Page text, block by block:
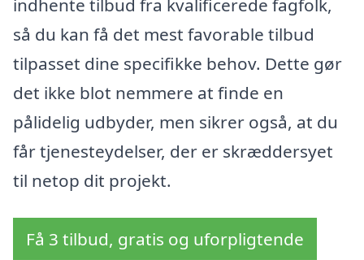
indhente tilbud fra kvalificerede fagfolk,
så du kan få det mest favorable tilbud
tilpasset dine specifikke behov. Dette gør
det ikke blot nemmere at finde en
pålidelig udbyder, men sikrer også, at du
får tjenesteydelser, der er skræddersyet
til netop dit projekt.
Få 3 tilbud, gratis og uforpligtende